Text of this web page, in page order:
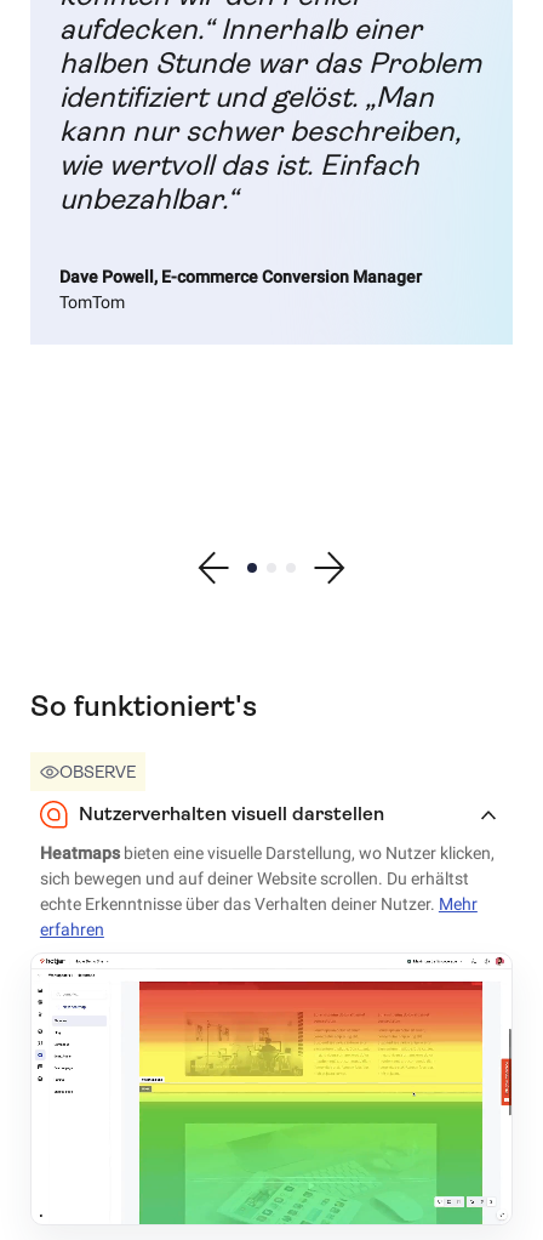
aufdecken.“ Innerhalb einer
halben Stunde war das Problem
identifiziert und gelöst. „Man
kann nur schwer beschreiben,
wie wertvoll das ist. Einfach
unbezahlbar.“
Dave Powell, E-commerce Conversion Manager
TomTom
Show previous testimonial
Show testimonial 1
Show testimonial 2
Show testimonial 3
Show next testimonial
So funktioniert's
OBSERVE
Nutzerverhalten visuell darstellen
Heatmapsbieten eine visuelle Darstellung, wo Nutzer klicken,
sich bewegen und auf deiner Website scrollen. Du erhältst
echte Erkenntnisse über das Verhalten deiner Nutzer. Mehr
erfahren